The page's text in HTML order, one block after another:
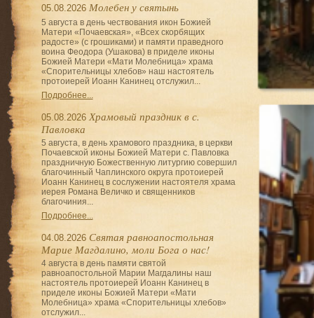
05.08.2026 Молебен у святынь
5 августа в день чествования икон Божией
Матери «Почаевская», «Всех скорбящих
радосте» (с грошиками) и памяти праведного
воина Феодора (Ушакова) в приделе иконы
Божией Матери «Мати Молебница» храма
«Спорительницы хлебов» наш настоятель
протоиерей Иоанн Канинец отслужил...
Подробнее...
05.08.2026 Храмовый праздник в с.
Павловка
5 августа, в день храмового праздника, в церкви
Почаевской иконы Божией Матери с. Павловка
праздничную Божественную литургию совершил
благочинный Чаплинского округа протоиерей
Иоанн Канинец в сослужении настоятеля храма
иерея Романа Величко и священников
благочиния...
Подробнее...
04.08.2026 Святая равноапостольная
Марие Магдалино, моли Бога о нас!
4 августа в день памяти святой
равноапостольной Марии Магдалины наш
настоятель протоиерей Иоанн Канинец в
приделе иконы Божией Матери «Мати
Молебница» храма «Спорительницы хлебов»
отслужил...